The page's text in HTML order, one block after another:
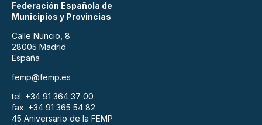
Federación Española de
Municipios y Provincias
Calle Nuncio, 8
28005 Madrid
España
femp@femp.es
tel. +34 91 364 37 00
fax. +34 91 365 54 82
45 Aniversario de la FEMP